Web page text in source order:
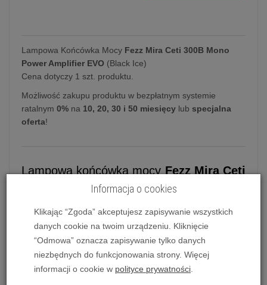
Lampowa Końcówka Mocy Fezz Mira Ceti 300B Mono
Power Amplifier EVO (Black Ice)
Cena dotyczy 1 szt. produktu.
Możliwość zakupu produktu w bezpłatnym systemie
ratalnym 0% na 10, 20, 30 i 50 miesięcy lub specjalna
oferta!
Lampowa końcówka mocyFezz Mira Ceti
300B Mono Power Amplifier EVO
oparty jest na legendarnych lampach 300B z
bezpośrednim żarzeniem. Standardowo wyposażony
w antywibracyjne nóżki, dopasowane do wagi
urządzenia. Posada podświetlane logo. Łatwo
Informacja o cookies
Klikając “Zgoda” akceptujesz zapisywanie wszystkich
danych cookie na twoim urządzeniu. Kliknięcie
“Odmowa” oznacza zapisywanie tylko danych
niezbędnych do funkcjonowania strony. Więcej
informacji o cookie w polityce prywatności